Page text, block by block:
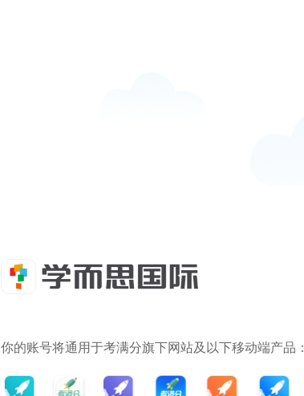
你的账号将通用于考满分旗下网站及以下移动端产品：